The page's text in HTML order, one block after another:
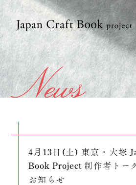
4月13日(土) 東京・大塚
Book Project 制作者トー
お知らせ